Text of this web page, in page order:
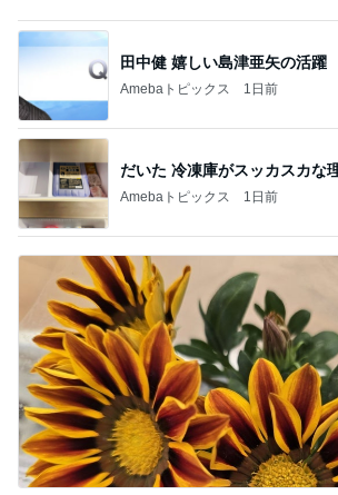
だいた 冷凍庫がスッカスカな理
Amebaトピックス 1日前
高橋英樹 勲章菊といわれるガザニア
Amebaトピックス 1日前
記事を読む